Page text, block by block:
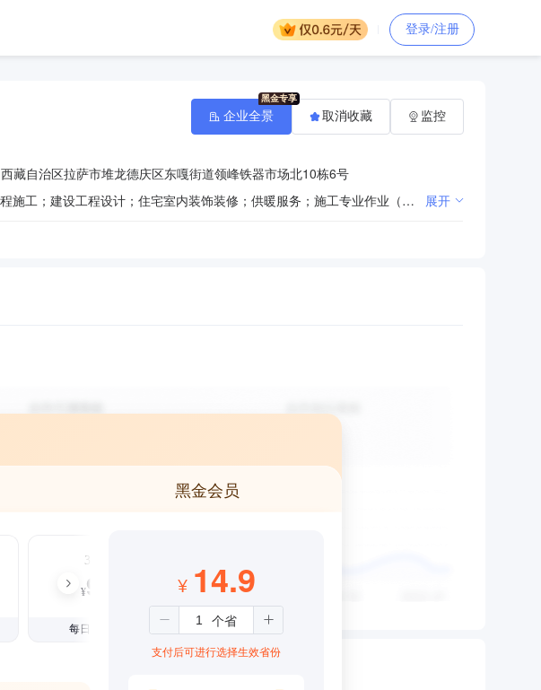
登录/注册
西藏自治区拉萨市堆龙德庆区东嘎街道领峰铁器市场北10栋6号
许可项目：食品销售；酒类经营；城市配送运输服务（不含危险货物）；建设工程施工；建设工程设计；住宅室内装饰装修；供暖服务；施工专业作业（依法须经批准的项目，经相关部门批准后方可开展经营活动）一般项目：食品添加剂销售；保健食品（预包装）销售；日用百货销售；包装服务；住宅水电安装维护服务；鲜蛋零售；鲜肉零售；食用农产品零售；新鲜蔬菜零售；新鲜水果零售；日用品销售；信息咨询服务（不含许可类信息咨询服务）；日用杂品销售；广告设计、代理；交通及公共管理用标牌销售；文具用品零售；广告制作；办公设备销售；物业管理；办公设备耗材销售；纸制品销售；体育用品及器材零售；工艺美术品及收藏品零售（象牙及其制品除外）；电子产品销售；计算机软硬件及辅助设备零售；音响设备销售；灯具销售；工程技术服务（规划管理、勘察、设计、监理除外）；软件开发；互联网安全服务；网络与信息安全软件开发；餐饮管理；广告发布；技术服务、技术开发、技术咨询、技术交流、技术转让、技术推广；非电力家用器具销售；采购代理服务；政府采购代理服务（除许可业务外，可自主依法经营法律法规非禁止或限制的项目） 展开
企业全景 取消收藏 监控
黑金会员
3个月
¥99
每日仅1.08元
¥ 14.9
支付后可进行选择生效省份